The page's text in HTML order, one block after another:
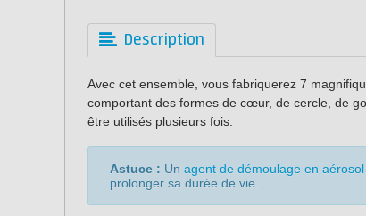
Description
Avec cet ensemble, vous fabriquerez 7
comportant des formes de cœur, de cercle, de
être utilisés plusieurs fois.
Astuce : Un agent de démoulage en aérosol
prolonger sa durée de vie.